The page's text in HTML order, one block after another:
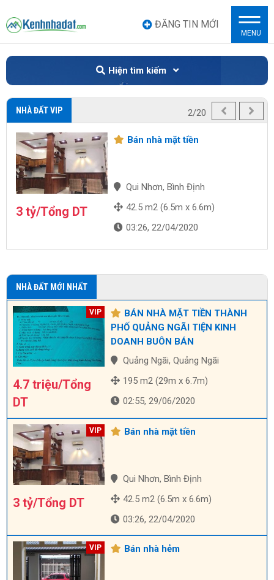
ĐĂNG TIN MỚI
MENU
Hiện tìm kiếm
NHÀ ĐẤT VIP
3 tỷ/Tổng DT
Bán nhà mặt tiền
Qui Nhơn, Bình Định
42.5 m2 (6.5m x 6.6m)
03:26, 22/04/2020
2/20
NHÀ ĐẤT MỚI NHẤT
4.7 triệu/Tổng
DT
BÁN NHÀ MẶT TIỀN THÀNH
PHỐ QUẢNG NGÃI TIỆN KINH
DOANH BUÔN BÁN
Quảng Ngãi, Quảng Ngãi
195 m2 (29m x 6.7m)
02:55, 29/06/2020
3 tỷ/Tổng DT
Bán nhà mặt tiền
Qui Nhơn, Bình Định
42.5 m2 (6.5m x 6.6m)
03:26, 22/04/2020
Bán nhà hẻm